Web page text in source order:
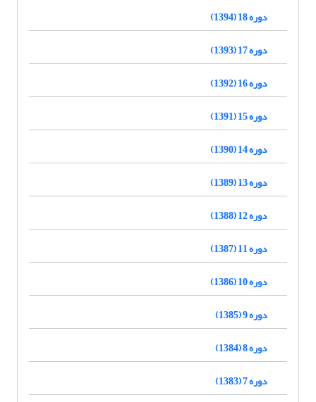
دوره 18 (1394)
دوره 17 (1393)
دوره 16 (1392)
دوره 15 (1391)
دوره 14 (1390)
دوره 13 (1389)
دوره 12 (1388)
دوره 11 (1387)
دوره 10 (1386)
دوره 9 (1385)
دوره 8 (1384)
دوره 7 (1383)